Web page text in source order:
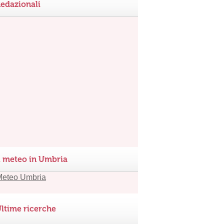
meteo in Umbria
ricerche